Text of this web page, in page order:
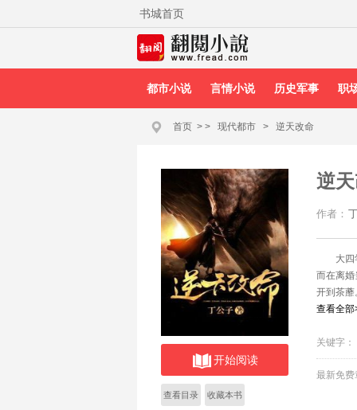
书城首页
都市小说 言情小说 历史军事 职
首页 > > 现代都市 > 逆天改命
开始阅读
查看目录 收藏本书
逆
作者：
大
而在离婚
开到茶蘼
查看全部
关键字：
最新免费